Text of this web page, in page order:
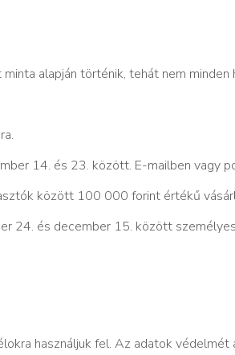
alapján történik, tehát nem minden
14. és 23. között. E-mailben vagy
között 100 000 forint értékű
24. és december 15. között
használjuk fel. Az adatok védelmét